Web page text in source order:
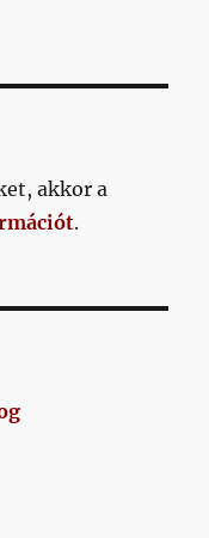
akkor a
.